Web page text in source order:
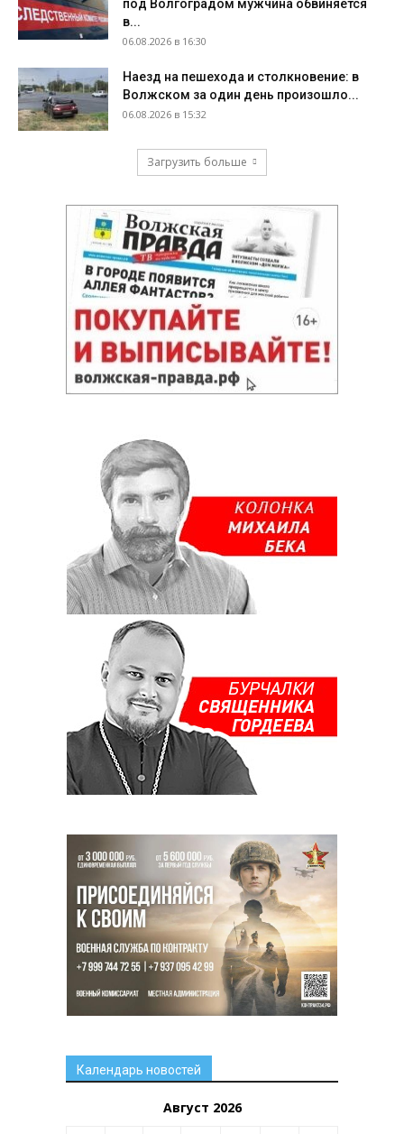
под Волгоградом мужчина обвиняется
в...
06.08.2026 в 16:30
Наезд на пешехода и столкновение: в
Волжском за один день произошло...
06.08.2026 в 15:32
Загрузить больше
Календарь новостей
Август 2026